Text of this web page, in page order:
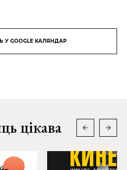
У GOOGLE КАЛЯНДАР
цікава